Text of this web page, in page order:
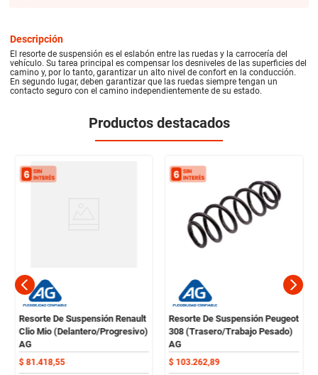
Descripción
El resorte de suspensión es el eslabón entre las ruedas y la carrocería del
vehículo. Su tarea principal es compensar los desniveles de las superficies del
camino y, por lo tanto, garantizar un alto nivel de confort en la conducción.
En segundo lugar, deben garantizar que las ruedas siempre tengan un
contacto seguro con el camino independientemente de su estado.
Productos destacados
Resorte De Suspensión Renault
Clio Mio (Delantero/Progresivo)
AG
$ 81 .418,55
Resorte De Suspensión Peugeot
308 (Trasero/Trabajo Pesado)
AG
$ 103.262,89